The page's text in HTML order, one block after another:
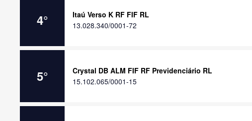
4°
Itaú Verso K RF FIF RL
13.028.340/0001-72
5°
Crystal DB ALM FIF RF Previdenciário RL
15.102.065/0001-15